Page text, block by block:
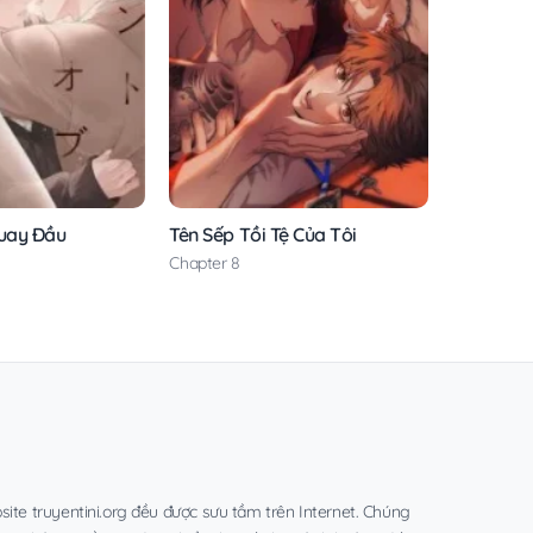
Đầu Tên Sếp Tồi Tệ Của Tôi
Chapter 8
truyentini.org đều được sưu tầm trên Internet. Chúng